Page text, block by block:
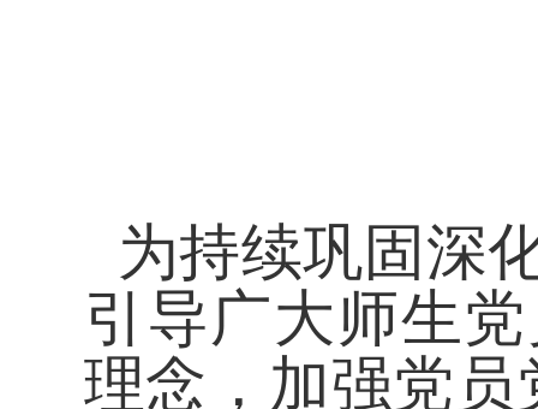
为持续巩固深
引导广大师生
理念，加强党